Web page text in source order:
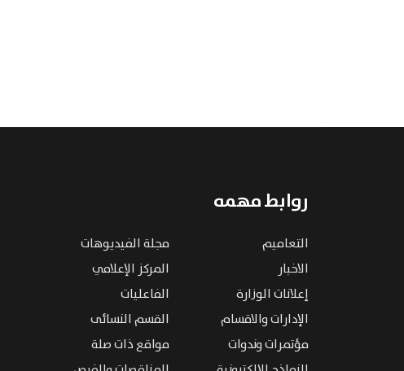
روابط مهمه
التعاميم
مجلة الفيديوهات
الاخبار
المركز الإعلامي
إعلانات الوزارة
الفاعليات
الإدارات والاقسام
القسم النسائى
مؤتمرات وندوات
مواقع ذات صلة